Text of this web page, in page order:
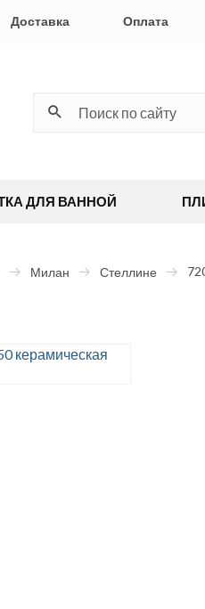
Доставка Оплата
ДЛЯ ВАННОЙ
Милан Стеллине